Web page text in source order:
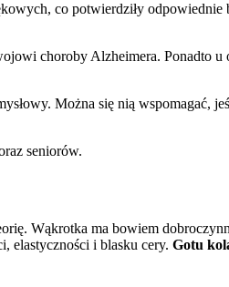
co potwierdziły
choroby Alzheimera. Ponadto u
Można się nią wspomagać,
seniorów.
Wąkrotka ma bowiem
elastyczności i blasku cery. Gotu